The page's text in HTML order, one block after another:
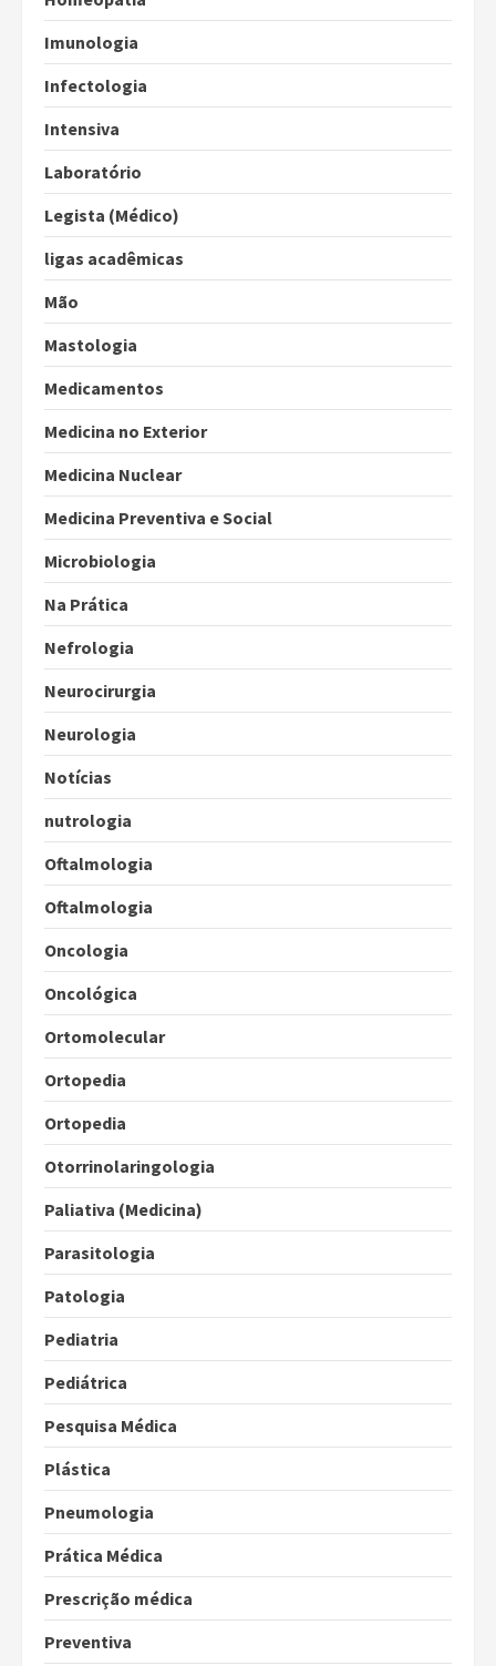
Imunologia
Infectologia
Intensiva
Laboratório
Legista (Médico)
ligas acadêmicas
Mão
Mastologia
Medicamentos
Medicina no Exterior
Medicina Nuclear
Medicina Preventiva e Social
Microbiologia
Na Prática
Nefrologia
Neurocirurgia
Neurologia
Notícias
nutrologia
Oftalmologia
Oftalmologia
Oncologia
Oncológica
Ortomolecular
Ortopedia
Ortopedia
Otorrinolaringologia
Paliativa (Medicina)
Parasitologia
Patologia
Pediatria
Pediátrica
Pesquisa Médica
Plástica
Pneumologia
Prática Médica
Prescrição médica
Preventiva